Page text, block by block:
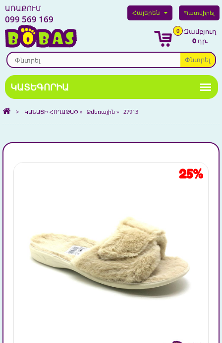
ԱՌԱՔՈՒՄ
099 569 169
Հայերեն Պատվիրել
Փնտրել
0
Զամբյուղ
0 դր.
> ԿԱՆԱՑԻ ՀՈՂԱԹԱՓ » Ձմեռային » 27913
25%